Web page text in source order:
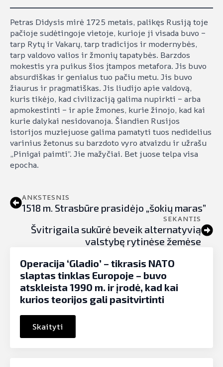
Petras Didysis mirė 1725 metais, palikęs Rusiją toje
pačioje sudėtingoje vietoje, kurioje ji visada buvo –
tarp Rytų ir Vakarų, tarp tradicijos ir modernybės,
tarp valdovo valios ir žmonių tapatybės. Barzdos
mokestis yra puikus šios įtampos metafora. Jis buvo
absurdiškas ir genialus tuo pačiu metu. Jis buvo
žiaurus ir pragmatiškas. Jis liudijo apie valdovą,
kuris tikėjo, kad civilizaciją galima nupirkti – arba
apmokestinti – ir apie žmones, kurie žinojo, kad kai
kurie dalykai nesidovanoja. Šiandien Rusijos
istorijos muziejuose galima pamatyti tuos nedidelius
varinius žetonus su barzdoto vyro atvaizdu ir užrašu
„Pinigai paimti”. Jie mažyčiai. Bet juose telpa visa
epocha.
ANKSTESNIS
1518 m. Strasbūre prasidėjo „šokių maras”
SEKANTIS
Švitrigaila sukūrė beveik alternatyvią
valstybę rytinėse žemėse
Operacija ‘Gladio’ – tikrasis NATO
slaptas tinklas Europoje – buvo
atskleista 1990 m. ir įrodė, kad kai
kurios teorijos gali pasitvirtinti
Skaityti